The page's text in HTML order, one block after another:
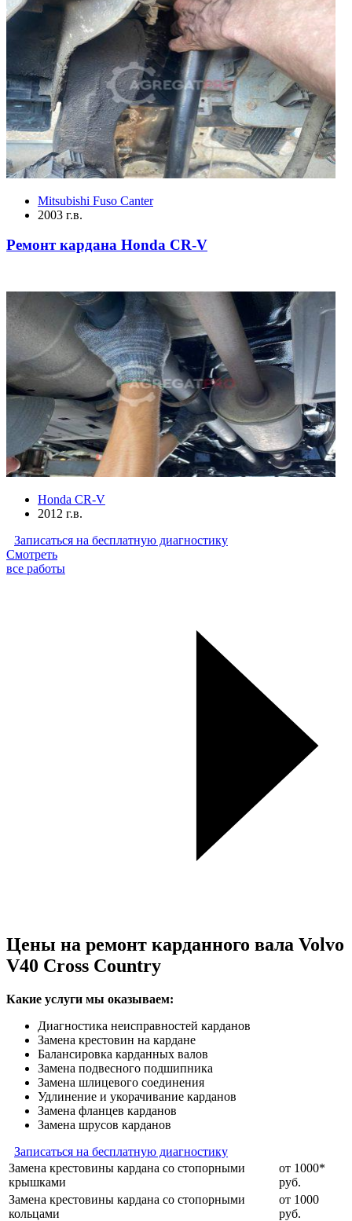
Mitsubishi Fuso Canter
2003 г.в.
Ремонт кардана Honda CR-V
Honda CR-V
2012 г.в.
Записаться на бесплатную диагностику
Смотреть
все работы
Цены на ремонт карданного вала Volvo
V40 Cross Country
Какие услуги мы оказываем:
Диагностика неисправностей карданов
Замена крестовин на кардане
Балансировка карданных валов
Замена подвесного подшипника
Замена шлицевого соединения
Удлинение и укорачивание карданов
Замена фланцев карданов
Замена шрусов карданов
Записаться на бесплатную диагностику
Замена крестовины кардана со стопорными
крышками
от 1000*
руб.
Замена крестовины кардана со стопорными
кольцами
от 1000
руб.